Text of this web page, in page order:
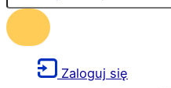
Zaloguj się